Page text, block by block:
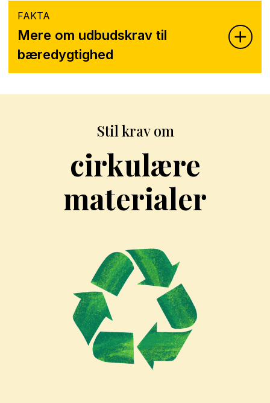
FAKTA
Mere om udbudskrav til
bæredygtighed
Stil krav om
cirkulære
materialer